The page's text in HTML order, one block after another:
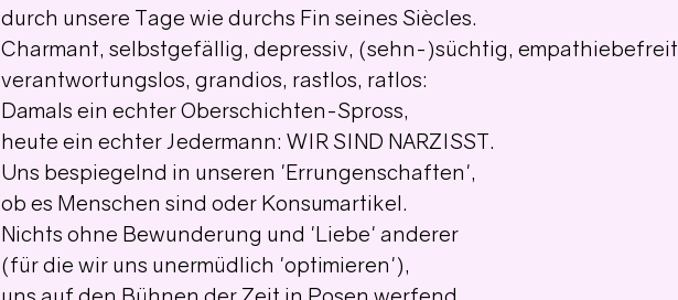
durch unsere Tage wie durchs Fin seines Siècles.
Charmant, selbstgefällig, depressiv, (sehn-)süchtig,
verantwortungslos, grandios, rastlos, ratlos:
Damals ein echter Oberschichten-Spross,
heute ein echter Jedermann: WIR SIND NARZISST.
Uns bespiegelnd in unseren 'Errungenschaften',
ob es Menschen sind oder Konsumartikel.
Nichts ohne Bewunderung und 'Liebe' anderer
(für die wir uns unermüdlich 'optimieren'),